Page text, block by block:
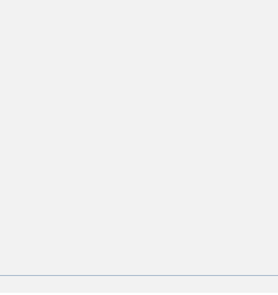
ZIP, OpenOffice,
| Maximal 20 MB